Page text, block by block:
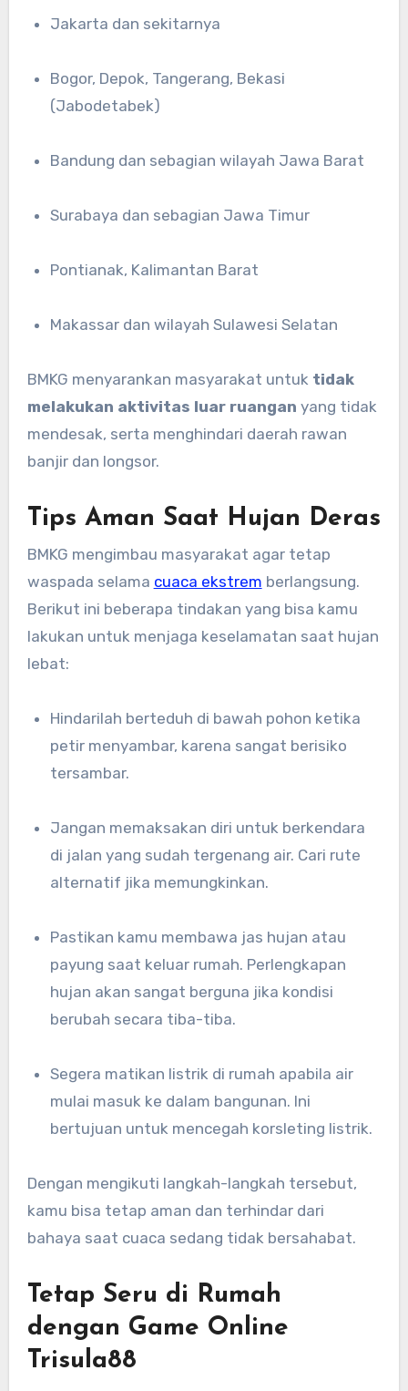
Jakarta dan sekitarnya
Bogor, Depok, Tangerang, Bekasi
(Jabodetabek)
Bandung dan sebagian wilayah Jawa Barat
Surabaya dan sebagian Jawa Timur
Pontianak, Kalimantan Barat
Makassar dan wilayah Sulawesi Selatan
BMKG menyarankan masyarakat untuk tidak
melakukan aktivitas luar ruangan yang tidak
mendesak, serta menghindari daerah rawan
banjir dan longsor.
Tips Aman Saat Hujan Deras
BMKG mengimbau masyarakat agar tetap
waspada selama cuaca ekstrem berlangsung.
Berikut ini beberapa tindakan yang bisa kamu
lakukan untuk menjaga keselamatan saat hujan
lebat:
Hindarilah berteduh di bawah pohon ketika
petir menyambar, karena sangat berisiko
tersambar.
Jangan memaksakan diri untuk berkendara
di jalan yang sudah tergenang air. Cari rute
alternatif jika memungkinkan.
Pastikan kamu membawa jas hujan atau
payung saat keluar rumah. Perlengkapan
hujan akan sangat berguna jika kondisi
berubah secara tiba-tiba.
Segera matikan listrik di rumah apabila air
mulai masuk ke dalam bangunan. Ini
bertujuan untuk mencegah korsleting listrik.
Dengan mengikuti langkah-langkah tersebut,
kamu bisa tetap aman dan terhindar dari
bahaya saat cuaca sedang tidak bersahabat.
Tetap Seru di Rumah
dengan Game Online
Trisula88